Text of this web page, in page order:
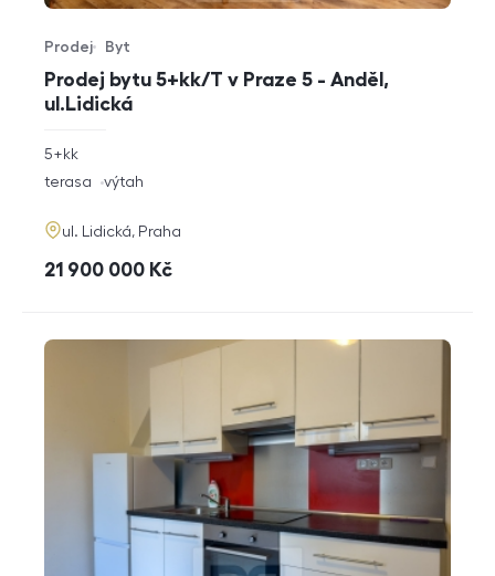
Prodej bytu 5+kk/T v Praze 5 - Anděl,
ul.Lidická
Typ nabídky
Prodej
Typ nemovitosti
Byt
rozměry
5+kk
funkce
terasa výtah
adresa
ul. Lidická, Praha
cena
21 900 000 Kč